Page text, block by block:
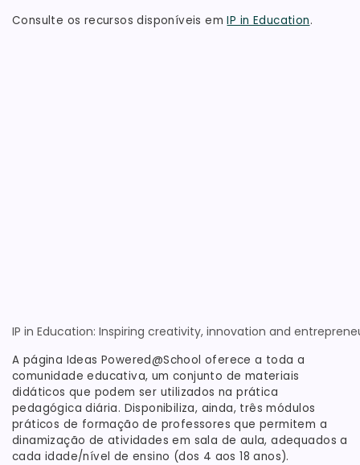
Consulte os recursos disponíveis emIP in Education.
IP in Education: Inspiring creativity, innovation and
A página Ideas Powered@School oferece a toda a
comunidade educativa, um conjunto de materiais
didáticos que podem ser utilizados na prática
pedagógica diária. Disponibiliza, ainda, três módulos
práticos de formação de professores que permitem a
dinamização de atividades em sala de aula, adequados a
cada idade/nível de ensino (dos 4 aos 18 anos).